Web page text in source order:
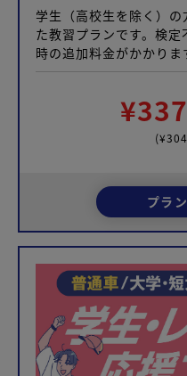
学生（高校生を除く）
た教習プランです。検
時の追加料金がかかりま
プラ